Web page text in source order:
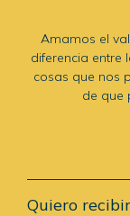
Amamos el
diferencia entre
cosas que nos
de que
Quiero